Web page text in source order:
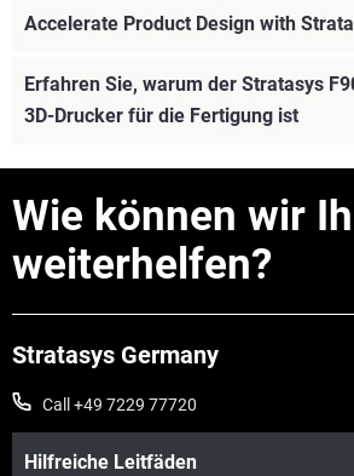
Accelerate Product Design with
Erfahren Sie, warum der Stratasys
3D-Drucker für die Fertigung ist
Wie können wir
weiterhelfen?
Stratasys Germany
Call +49 7229 77720
Hilfreiche Leitfäden